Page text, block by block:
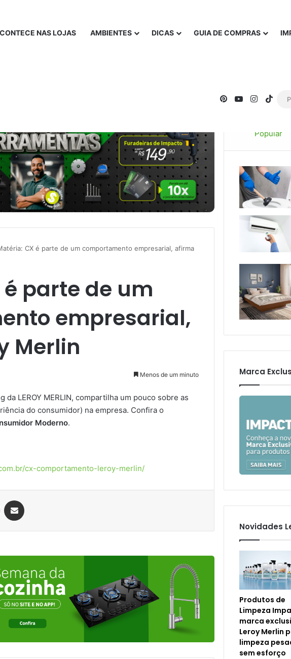
NAS LOJAS AMBIENTES DICAS GUIA DE COMPRAS
PinterestYouTube
CX é parte de um comportamento empresarial, afirma
parte de um
empresarial,
Merlin
Menos de um minuto
LEROY MERLIN, compartilha um pouco sobre as
do consumidor) na empresa. Confira o
Moderno.
cx-comportamento-leroy-merlin/
Pinterest
Popular
Marca
Novidades
Produtos de
Limpeza
marca
Leroy Merlin
limpeza
sem esforço